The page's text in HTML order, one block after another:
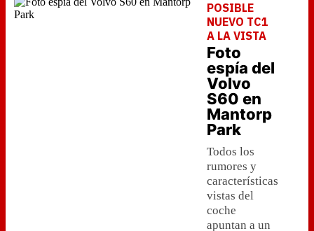
POSIBLE
NUEVO TC1
A LA VISTA
Foto
espía del
Volvo
S60 en
Mantorp
Park
Todos los
rumores y
características
vistas del
coche
apuntan a un